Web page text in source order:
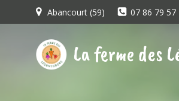
au
Abancourt (59) 07 86 79 57
La ferme des